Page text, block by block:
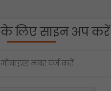
के लिए साइन अप करें